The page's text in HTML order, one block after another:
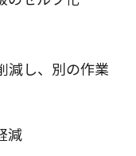
減し、別の作業
減